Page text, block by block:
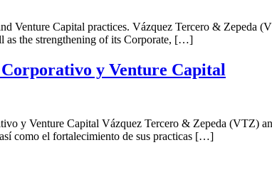
Venture Capital practices. Vázquez Tercero & Zepeda
as the strengthening of its Corporate, […]
y Venture Capital
y Venture Capital Vázquez Tercero & Zepeda (VTZ)
como el fortalecimiento de sus practicas […]